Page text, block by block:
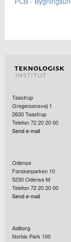
Taastrup
Gregersensvej 1
2630Taastrup
Telefon 72 20 20 00
Send e-mail
Odense
Forskerparken 10
5230Odense M
Telefon 72 20 20 00
Send e-mail
Aalborg
Norbis Park 100